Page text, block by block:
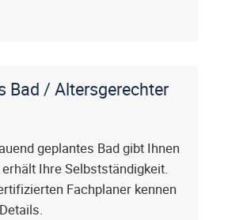
Bad / Altersgerechter
geplantes Bad gibt Ihnen
Ihre Selbstständigkeit.
Fachplaner kennen